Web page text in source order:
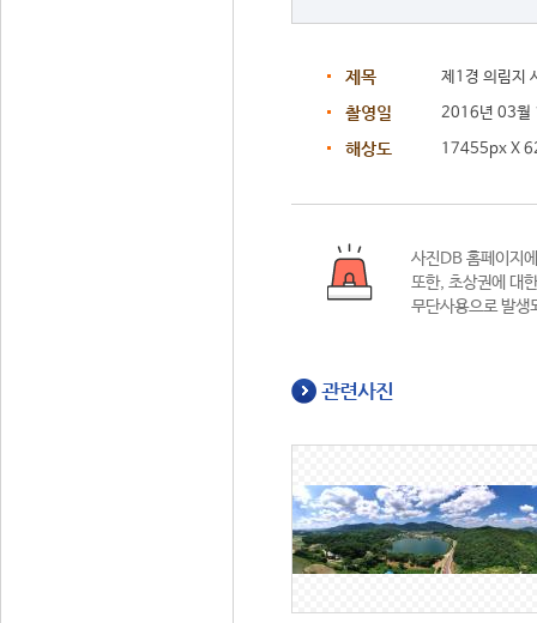
제목 제1경 의림지
촬영일 2016년 03월
해상도 17455px X
사진DB 홈페이지
또한, 초상권에 대
무단사용으로 발생
관련사진